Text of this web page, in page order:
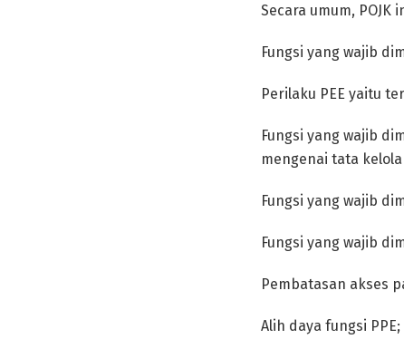
Secara umum,
Fungsi yang wajib
Perilaku PEE yaitu
Fungsi yang wajib
mengenai tata
Fungsi yang wajib
Fungsi yang wajib
Pembatasan akses
Alih daya fungsi